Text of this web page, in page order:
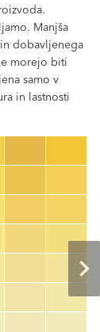
Manjša
dobavljenega
morejo biti
samo v
in lastnosti